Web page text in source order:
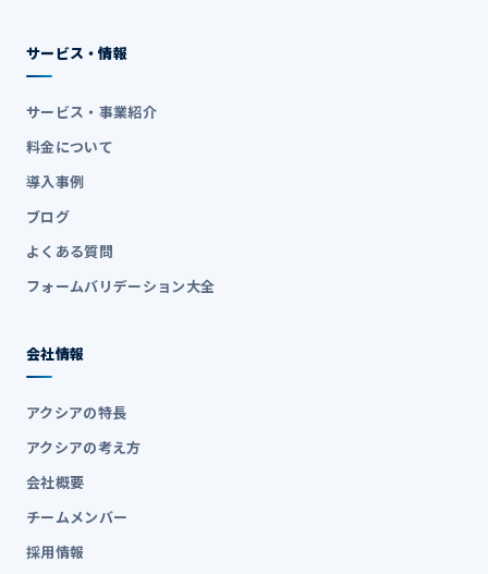
サービス・情報
サービス・事業紹介
料金について
導入事例
ブログ
よくある質問
フォームバリデーション大全
会社情報
アクシアの特長
アクシアの考え方
会社概要
チームメンバー
採用情報